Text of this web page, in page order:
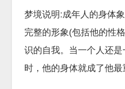
梦境说明:成年人的身体
完整的形象(包括他的性
识的自我。当一个人还
时，他的身体就成了他最